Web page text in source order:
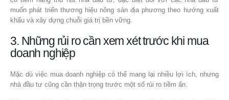
muốn phát triển thương hiệu nông sản địa phương theo hướng xuất
khẩu và xây dựng chuỗi giá trị bền vững.
3. Những rủi ro cần xem xét trước khi mua
doanh nghiệp
Mặc dù việc mua doanh nghiệp có thể mang lại nhiều lợi ích, nhưng
nhà đầu tư cũng cần thận trọng trước một số rủi ro tiềm ẩn.